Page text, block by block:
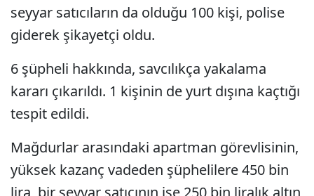
seyyar satıcıların da olduğu 100 kişi, polise
giderek şikayetçi oldu.
6 şüpheli hakkında, savcılıkça yakalama
kararı çıkarıldı. 1 kişinin de yurt dışına kaçtığı
tespit edildi.
Mağdurlar arasındaki apartman görevlisinin,
yüksek kazanç vadeden şüphelilere 450 bin
lira, bir seyyar satıcının ise 250 bin liralık altın